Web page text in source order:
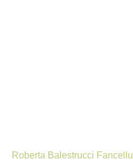
Roberta Balestrucci Fancellu